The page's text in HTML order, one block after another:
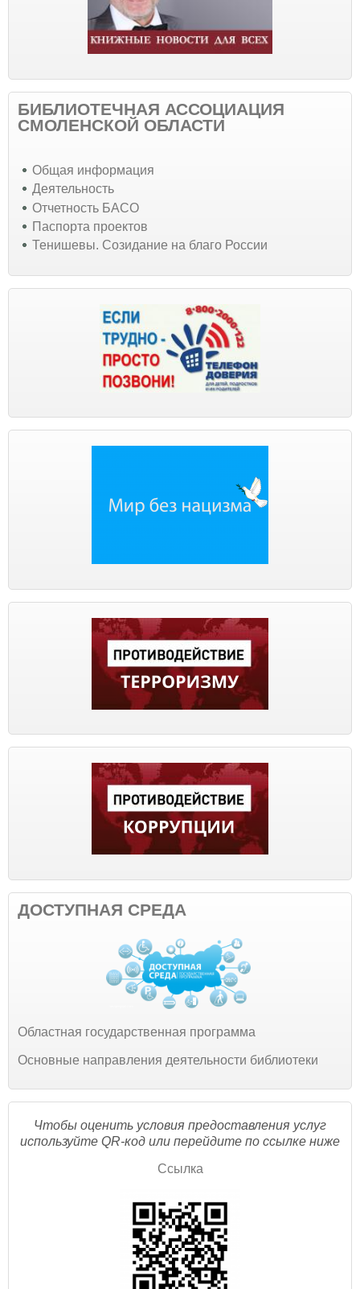
БИБЛИОТЕЧНАЯ АССОЦИАЦИЯ
СМОЛЕНСКОЙ ОБЛАСТИ
Общая информация
Деятельность
Отчетность БАСО
Паспорта проектов
Тенишевы. Созидание на благо России
ДОСТУПНАЯ СРЕДА
Областная государственная программа
Основные направления деятельности библиотеки
Чтобы оценить условия предоставления услуг
используйте QR-код или перейдите по ссылке ниже
Ссылка